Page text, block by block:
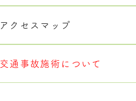
アクセスマップ
交通事故施術について